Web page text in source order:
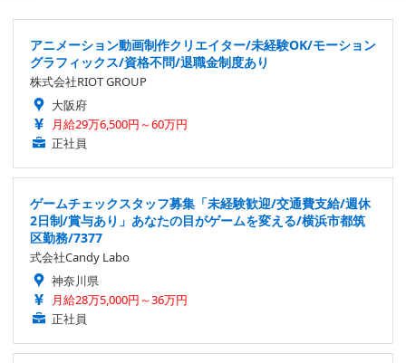
アニメーション動画制作クリエイター/未経験OK/モーション
グラフィックス/資格不問/退職金制度あり
株式会社RIOT GROUP
大阪府
月給29万6,500円～60万円
正社員
ゲームチェックスタッフ募集「未経験歓迎/交通費支給/週休
2日制/賞与あり」あなたの目がゲームを変える/横浜市都筑
区勤務/7377
式会社Candy Labo
神奈川県
月給28万5,000円～36万円
正社員